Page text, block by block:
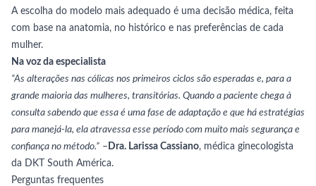
A escolha do modelo mais adequado é uma decisão médica, feita
com base na anatomia, no histórico e nas preferências de cada
mulher.
Na voz da especialista
“As alterações nas cólicas nos primeiros ciclos são esperadas e, para a
grande maioria das mulheres, transitórias. Quando a paciente chega à
consulta sabendo que essa é uma fase de adaptação e que há estratégias
para manejá-la, ela atravessa esse período com muito mais segurança e
confiança no método.” – Dra. Larissa Cassiano, médica ginecologista
da DKT South América.
Perguntas frequentes